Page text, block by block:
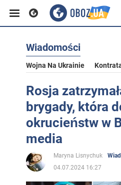
Wiadomości
Wojna Na Ukrainie
Rosja
brygady, która
okrucieństw w
media
Maryna Lisnychuk
04.07.2024 16:27